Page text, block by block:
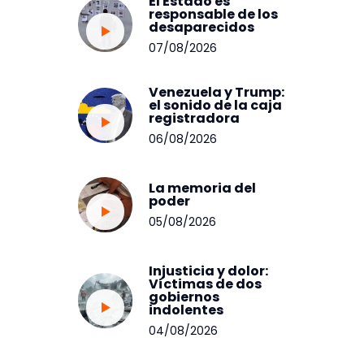
responsable de los
desaparecidos
07/08/2026
Venezuela y Trump:
el sonido de la caja
registradora
06/08/2026
La memoria del
poder
05/08/2026
Injusticia y dolor:
Víctimas de dos
gobiernos
indolentes
04/08/2026